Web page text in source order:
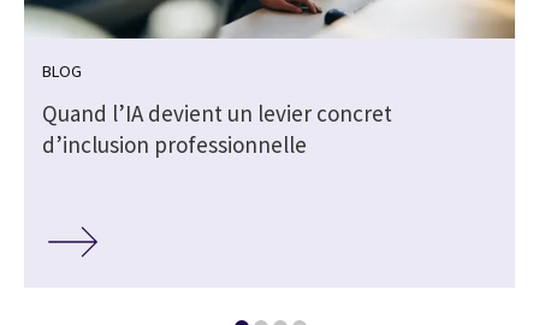
BLOG
Quand l’IA devient un levier concret
d’inclusion professionnelle